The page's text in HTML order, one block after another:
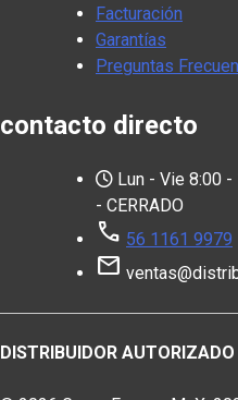
Facturación
Garantías
Preguntas
contacto directo
Lun - Vie 8:00
- CERRADO
call 56 1161 9979
mail
DISTRIBUIDOR